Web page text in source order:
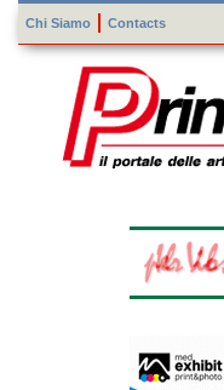
Chi Siamo Contacts